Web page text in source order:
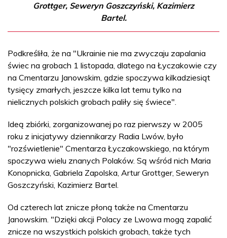
Grottger, Seweryn Goszczyński, Kazimierz
Bartel.
Podkreśliła, że na "Ukrainie nie ma zwyczaju zapalania
świec na grobach 1 listopada, dlatego na Łyczakowie czy
na Cmentarzu Janowskim, gdzie spoczywa kilkadziesiąt
tysięcy zmarłych, jeszcze kilka lat temu tylko na
nielicznych polskich grobach paliły się świece".
Ideą zbiórki, zorganizowanej po raz pierwszy w 2005
roku z inicjatywy dziennikarzy Radia Lwów, było
"rozświetlenie" Cmentarza Łyczakowskiego, na którym
spoczywa wielu znanych Polaków. Są wśród nich Maria
Konopnicka, Gabriela Zapolska, Artur Grottger, Seweryn
Goszczyński, Kazimierz Bartel.
Od czterech lat znicze płoną także na Cmentarzu
Janowskim. "Dzięki akcji Polacy ze Lwowa mogą zapalić
znicze na wszystkich polskich grobach, także tych